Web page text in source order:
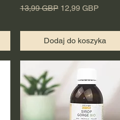
Regularna cena
13,99 GBP Cena rabatowa
12,99 GBP
Dodaj do koszyka